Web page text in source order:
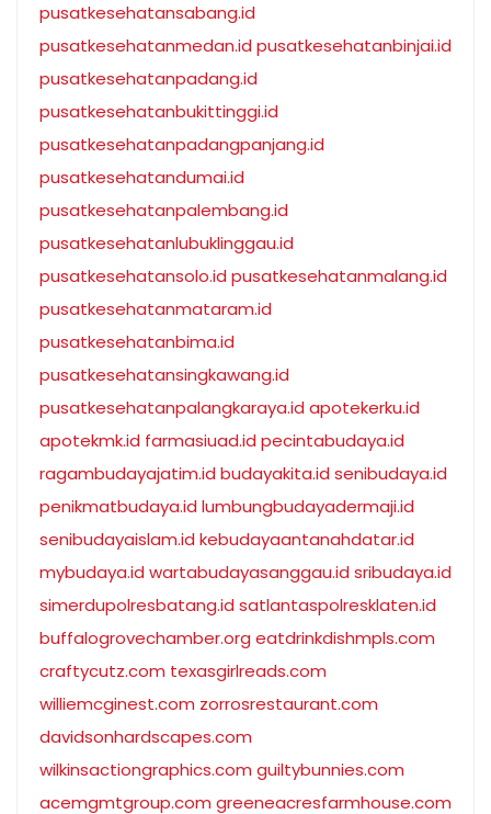
pusatkesehatansabang.id
pusatkesehatanmedan.id pusatkesehatanbinjai.id
pusatkesehatanpadang.id
pusatkesehatanbukittinggi.id
pusatkesehatanpadangpanjang.id
pusatkesehatandumai.id
pusatkesehatanpalembang.id
pusatkesehatanlubuklinggau.id
pusatkesehatansolo.id pusatkesehatanmalang.id
pusatkesehatanmataram.id
pusatkesehatanbima.id
pusatkesehatansingkawang.id
pusatkesehatanpalangkaraya.id apotekerku.id
apotekmk.id farmasiuad.id pecintabudaya.id
ragambudayajatim.id budayakita.id senibudaya.id
penikmatbudaya.id lumbungbudayadermaji.id
senibudayaislam.id kebudayaantanahdatar.id
mybudaya.id wartabudayasanggau.id sribudaya.id
simerdupolresbatang.id satlantaspolresklaten.id
buffalogrovechamber.org eatdrinkdishmpls.com
craftycutz.com texasgirlreads.com
williemcginest.com zorrosrestaurant.com
davidsonhardscapes.com
wilkinsactiongraphics.com guiltybunnies.com
acemgmtgroup.com greeneacresfarmhouse.com